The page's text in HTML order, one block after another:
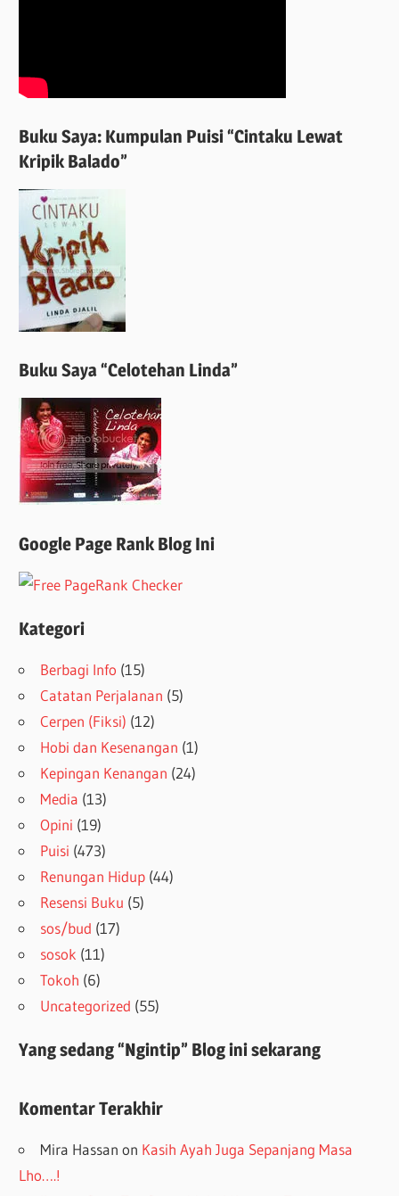
Buku Saya: Kumpulan Puisi “Cintaku Lewat
Kripik Balado”
Buku Saya “Celotehan Linda”
Google Page Rank Blog Ini
Kategori
Berbagi Info (15)
Catatan Perjalanan (5)
Cerpen (Fiksi) (12)
Hobi dan Kesenangan (1)
Kepingan Kenangan (24)
Media (13)
Opini (19)
Puisi (473)
Renungan Hidup (44)
Resensi Buku (5)
sos/bud (17)
sosok (11)
Tokoh (6)
Uncategorized (55)
Yang sedang “Ngintip” Blog ini sekarang
Komentar Terakhir
Mira Hassan on Kasih Ayah Juga Sepanjang Masa
Lho….!